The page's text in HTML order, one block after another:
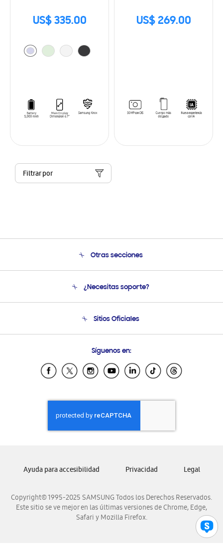
US$ 335.00 US$ 269.00
Filtrar por
Otras secciones
Soporte
Condiciones de Compra
¿Necesitas soporte?
Soporte vía eMail
Sitios Oficiales
Samsung Ecuador
Samsung El Salvador
Samsung Honduras
Samsung Nicaragua
Samsung Panamá
Samsung Venezuela
Síguenos en:
Copyright© 1995-2025 SAMSUNG Todos los Derechos Reservados.
Este sitio se ve mejor en las últimas versiones de Chrome, Edge,
Safari y Mozilla Firefox.
Ayuda para accesibilidad Privacidad Legal